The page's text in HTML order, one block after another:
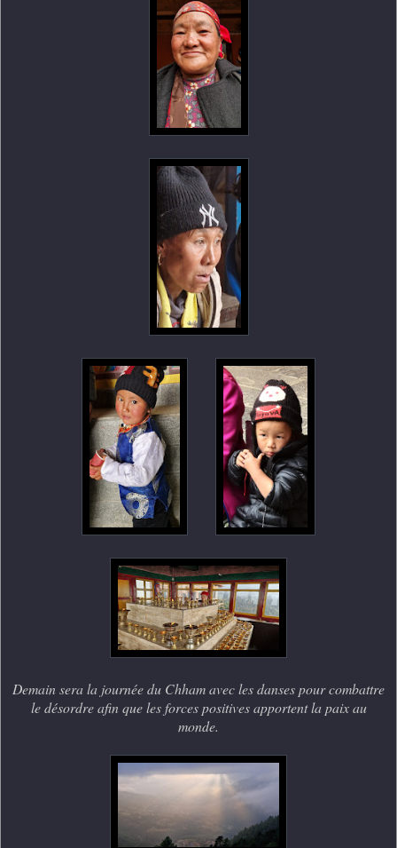
Demain sera la journée du Chham avec les danses pour combattre
le désordre afin que les forces positives apportent la paix au
monde.